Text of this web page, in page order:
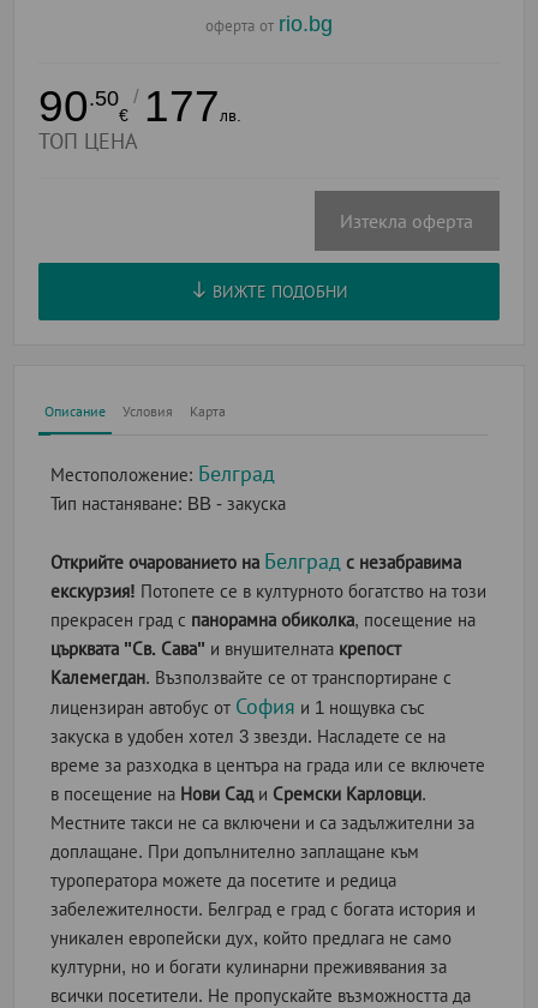
оферта от rio.bg
90.50
€
/ 177лв.
ТОП ЦЕНА
Изтекла оферта
ВИЖТЕ ПОДОБНИ
Описание Условия Карта
Местоположение: Белград
Тип настаняване: BB - закуска
Открийте очарованието на Белград с незабравима
екскурзия! Потопете се в културното богатство на този
прекрасен град с панорамна обиколка, посещение на
църквата "Св. Сава" и внушителната крепост
Калемегдан. Възползвайте се от транспортиране с
лицензиран автобус от София и 1 нощувка със
закуска в удобен хотел 3 звезди. Насладете се на
време за разходка в центъра на града или се включете
в посещение на Нови Сади Сремски Карловци.
Местните такси не са включени и са задължителни за
доплащане. При допълнително заплащане към
туроператора можете да посетите и редица
забележителности. Белград е град с богата история и
уникален европейски дух, който предлага не само
културни, но и богати кулинарни преживявания за
всички посетители. Не пропускайте възможността да